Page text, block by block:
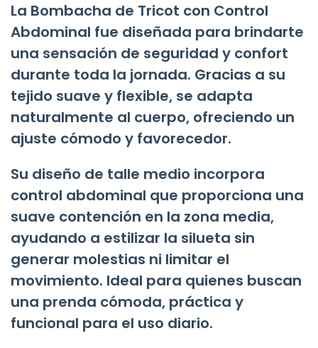
La Bombacha de Tricot con Control
Abdominal fue diseñada para brindarte
una sensación de seguridad y confort
durante toda la jornada. Gracias a su
tejido suave y flexible, se adapta
naturalmente al cuerpo, ofreciendo un
ajuste cómodo y favorecedor.
Su diseño de talle medio incorpora
control abdominal que proporciona una
suave contención en la zona media,
ayudando a estilizar la silueta sin
generar molestias ni limitar el
movimiento. Ideal para quienes buscan
una prenda cómoda, práctica y
funcional para el uso diario.